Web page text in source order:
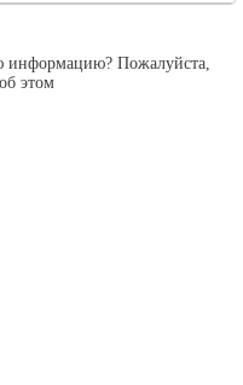
информацию? Пожалуйста,
этом